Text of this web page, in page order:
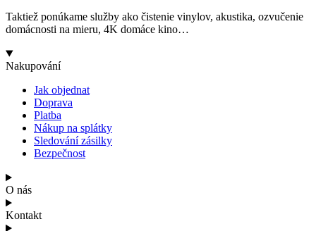
Taktiež ponúkame služby ako čistenie vinylov, akustika, ozvučenie
domácnosti na mieru, 4K domáce kino…
Nakupování
Jak objednat
Doprava
Platba
Nákup na splátky
Sledování zásilky
Bezpečnost
O nás
Kontakt